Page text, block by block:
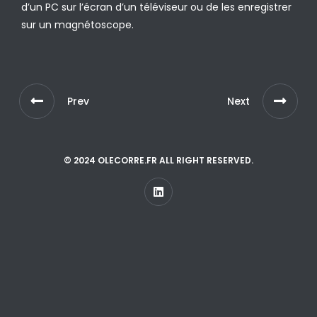
d’un PC sur l’écran d’un téléviseur ou de les enregistrer
sur un magnétoscope.
Prev Next
© 2024 OLECORRE.FR ALL RIGHT RESERVED.